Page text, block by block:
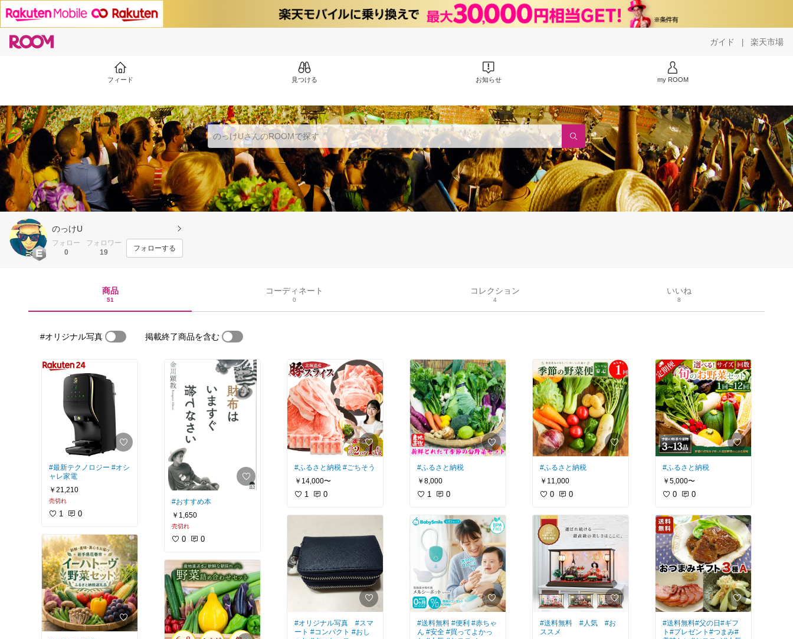
ガイド | 楽天市場
フィード 見つける お知らせ my ROOM
のっけU
フォロー
0
フォロワー
19
フォローする
商品
51
コーディネート
0
コレクション
4
いいね
8
#オリジナル写真 掲載終了商品を含む
#最新テクノロジー #オシ
ャレ家電
￥21,210
売切れ
1 0
#おすすめ本
￥1,650
売切れ
0 0
#ふるさと納税 #ごちそう
￥14,000〜
1 0
#オリジナル写真
#スマ
ート #コンパクト #おし
#ふるさと納税
￥8,000
1 0
#送料無料 #便利 #赤ちゃ
ん #安全 #買ってよかっ
#ふるさと納税
￥11,000
0 0
#送料無料 #人気
#お
ススメ
#ふるさと納税
￥5,000〜
0 0
#送料無料#父の日 #ギフ
ト #プレゼント #つまみ#